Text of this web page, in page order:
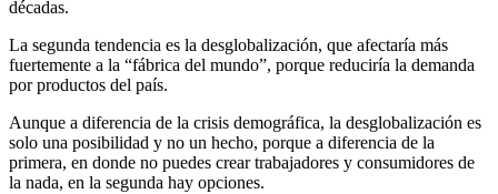
décadas.
La segunda tendencia es la desglobalización, que afectaría más
fuertemente a la “fábrica del mundo”, porque reduciría la demanda
por productos del país.
Aunque a diferencia de la crisis demográfica, la desglobalización es
solo una posibilidad y no un hecho, porque a diferencia de la
primera, en donde no puedes crear trabajadores y consumidores de
la nada, en la segunda hay opciones.